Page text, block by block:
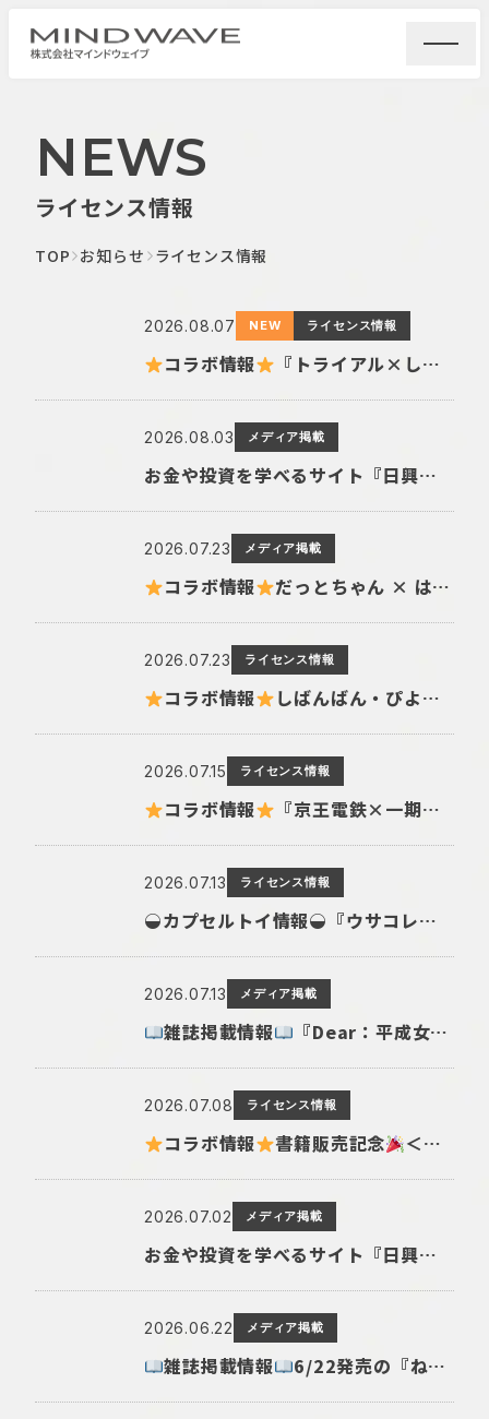
NEWS
ライセンス情報
TOP お知らせ ライセンス情報
2026.08.07 NEW ライセンス情報
コラボ情報 『トライアル×しばんばん』全国のトライアル店舗・ECサイトにてTシャツ新シリーズが登場〈ฅ `ᴥ´ ฅ〉
2026.08.03 メディア掲載
お金や投資を学べるサイト『日興フロッギー』にてTomo.Nがぴよこ豆のイラストを描き下ろしました
2026.07.23 メディア掲載
コラボ情報 だっとちゃん × はにくじランド
2026.07.23 ライセンス情報
コラボ情報 しばんばん・ぴよこ豆・一期一会のなつみくじが登場
2026.07.15 ライセンス情報
コラボ情報 『京王電鉄×一期一会』コラボグッズ
2026.07.13 ライセンス情報
◒カプセルトイ情報◒『ウサコレフレンズ ラバー前髪クリップ』
2026.07.13 メディア掲載
雑誌掲載情報 『Dear：平成女児 あのころのトキメキ大集合！ウチらの青春メモリーBOOK』（Gakken）
2026.07.08 ライセンス情報
コラボ情報 書籍販売記念 ＜ぴよこ豆ころころもちもちキッチンくじ＞が「くじ引き堂」にて発売決定
2026.07.02 メディア掲載
お金や投資を学べるサイト『日興フロッギー』にてTomo.Nがぴよこ豆のイラストを描き下ろしました
2026.06.22 メディア掲載
雑誌掲載情報 6/22発売の『ね～ね～8月号臨時増刊 あ・ね～ね～』（主婦と生活社）にて、マインドウェイブの「一期一会」と「ウサコレフレンズ」が掲載されました